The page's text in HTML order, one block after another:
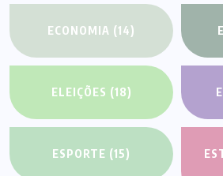
ECONOMIA (14)
ELEIÇÕES (18)
ESPORTE (15)